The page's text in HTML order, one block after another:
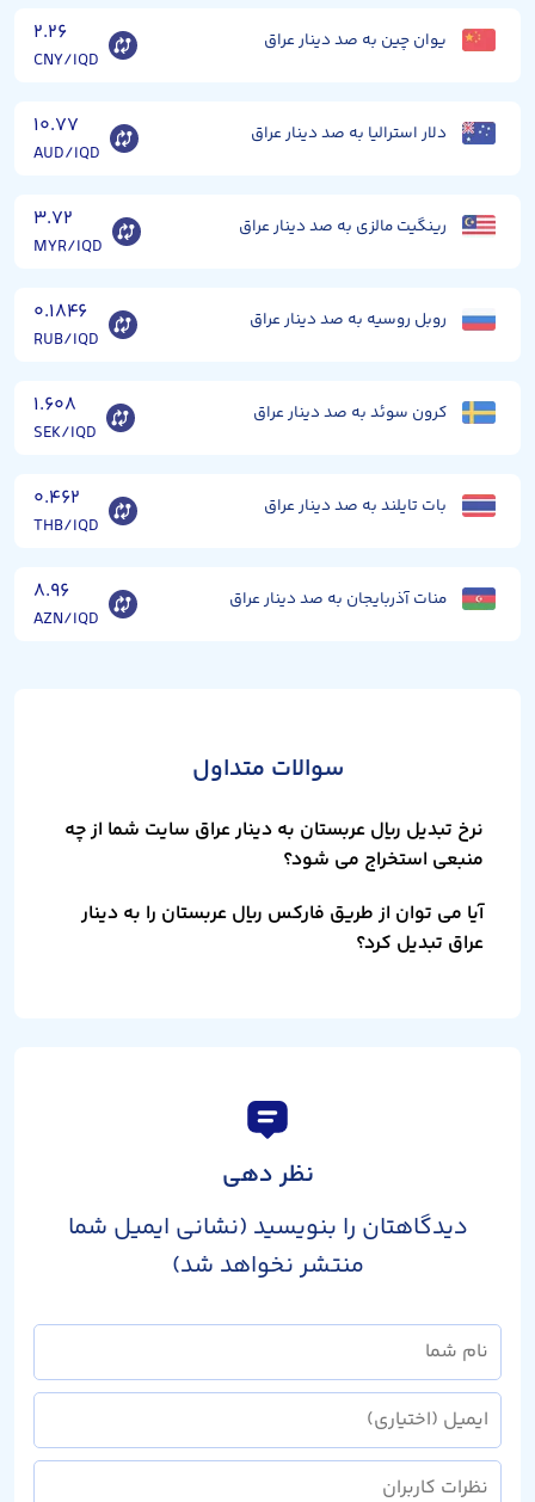
یوان چین به صد دینار عراق ۲.۲۶
CNY/IQD
دلار استرالیا به صد دینار عراق ۱۰.۷۷
AUD/IQD
رینگیت مالزی به صد دینار عراق ۳.۷۲
MYR/IQD
روبل روسیه به صد دینار عراق ۰.۱۸۴۶
RUB/IQD
کرون سوئد به صد دینار عراق ۱.۶۰۸
SEK/IQD
بات تایلند به صد دینار عراق ۰.۴۶۲
THB/IQD
منات آذربایجان به صد دینار عراق ۸.۹۶
AZN/IQD
سوالات متداول
نرخ تبدیل ریال عربستان به دینار عراق سایت شما از چه
منبعی استخراج می شود؟
آیا می توان از طریق فارکس ریال عربستان را به دینار
عراق تبدیل کرد؟
نظر دهی
دیدگاهتان را بنویسید (نشانی ایمیل شما
منتشر نخواهد شد)